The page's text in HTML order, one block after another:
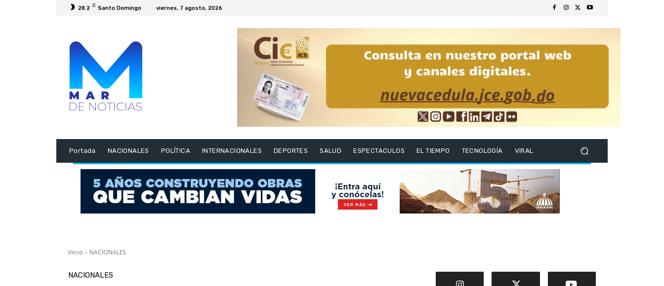
28.2 C Santo Domingo viernes, 7 agosto, 2026
Portada NACIONALES POLÍTICA INTERNACIONALES DEPORTES SALUD ESPECTACULOS EL TIEMPO TECNOLOGÍA VIRAL
Inicio NACIONALES
NACIONALES